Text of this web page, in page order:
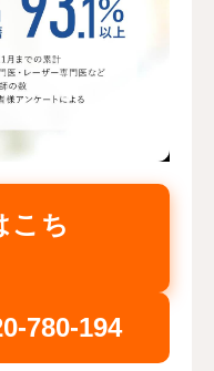
こち
780-194